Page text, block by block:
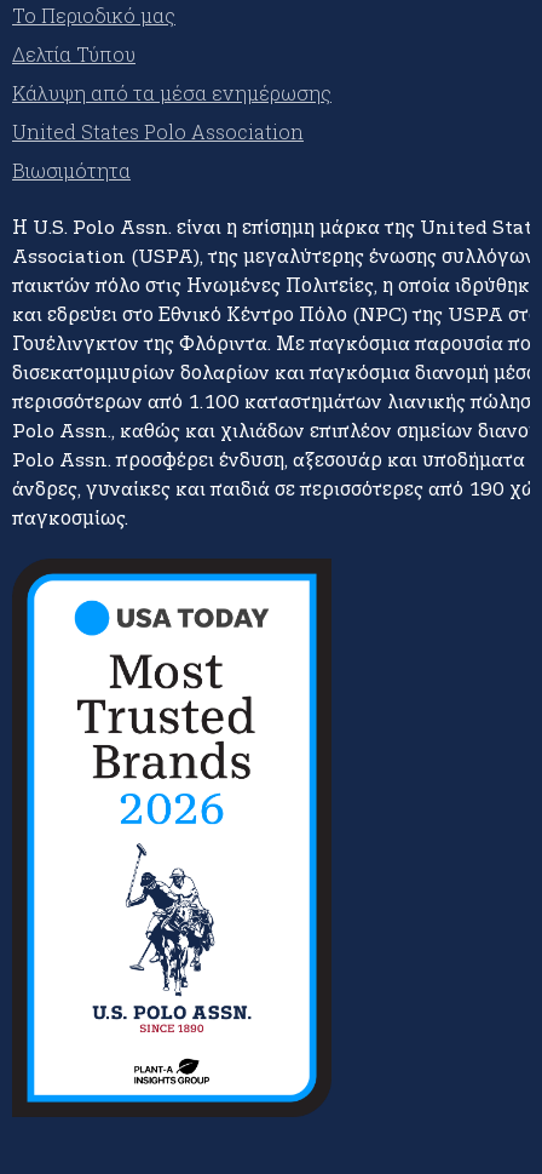
Το Περιοδικό μας
Δελτία Τύπου
Κάλυψη από τα μέσα ενημέρωσης
United States Polo Association
Βιωσιμότητα
Η U.S. Polo Assn. είναι η επίσημη μάρκα της United
Association (USPA), της μεγαλύτερης ένωσης συλλόγων
παικτών πόλο στις Ηνωμένες Πολιτείες, η οποία
και εδρεύει στο Εθνικό Κέντρο Πόλο (NPC) της USPA στο
Γουέλινγκτον της Φλόριντα. Με παγκόσμια παρουσία
δισεκατομμυρίων δολαρίων και παγκόσμια διανομή μέσω
περισσότερων από 1.100 καταστημάτων λιανικής
Polo Assn., καθώς και χιλιάδων επιπλέον σημείων
Polo Assn. προσφέρει ένδυση, αξεσουάρ και υποδήματα
άνδρες, γυναίκες και παιδιά σε περισσότερες από 190
παγκοσμίως.